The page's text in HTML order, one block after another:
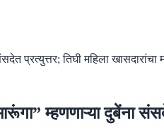
प्रत्युत्तर; तिघी महिला
दुबेंना